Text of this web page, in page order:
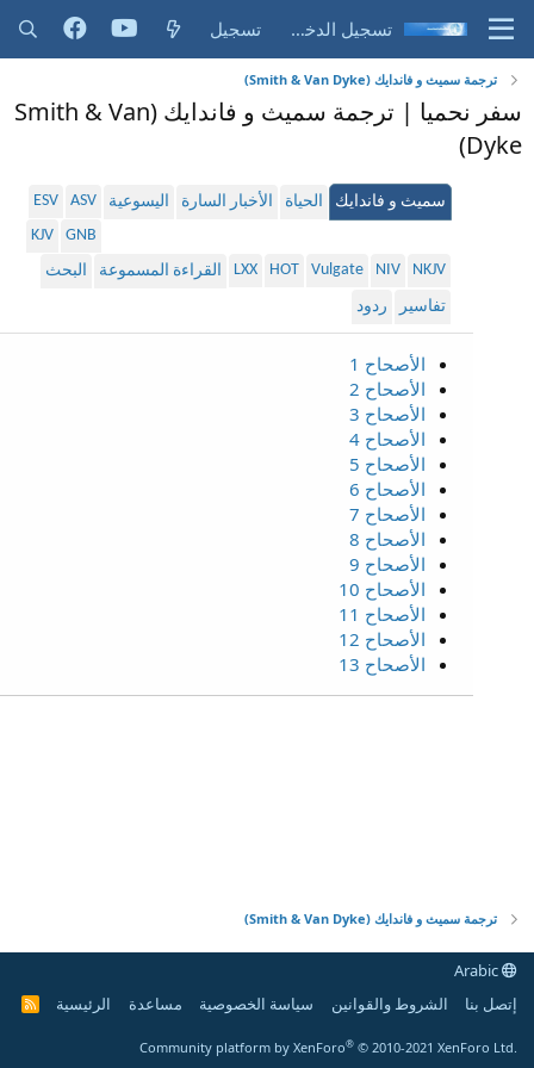
تسجيل الدخول تسجيل
ترجمة سميث و فاندايك (Smith & Van Dyke)
سفر نحميا | ترجمة سميث و فاندايك (Smith & Van
Dyke)
سميث و فاندايك الحياة الأخبار السارة اليسوعية ASV
ESV
GNB
KJV
NKJV
NIV
Vulgate
HOT
LXX القراءة المسموعة
البحث
تفاسير
ردود
الأصحاح 1
الأصحاح 2
الأصحاح 3
الأصحاح 4
الأصحاح 5
الأصحاح 6
الأصحاح 7
الأصحاح 8
الأصحاح 9
الأصحاح 10
الأصحاح 11
الأصحاح 12
الأصحاح 13
ترجمة سميث و فاندايك (Smith & Van Dyke)
إتصل بنا
الشروط والقوانين سياسة الخصوصية مساعدة الرئيسية
R
Community platform by XenForo® © 2010-2021 XenForo Ltd.